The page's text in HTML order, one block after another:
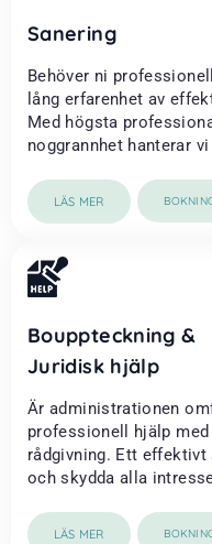
Sanering
Behöver ni
lång erfarenhet av
Med högsta
noggrannhet hanterar
LÄS MER
Bouppteckning &
Juridisk hjälp
Är administrationen
professionell hjälp
rådgivning. Ett
och skydda alla
LÄS MER